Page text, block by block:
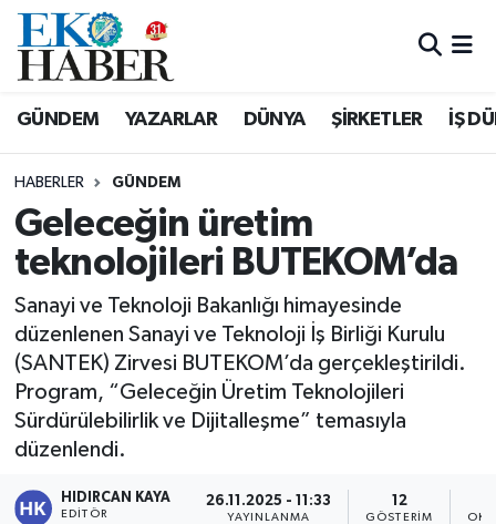
GÜNDEM YAZARLAR DÜNYA ŞİRKETLER İŞ
HABERLER GÜNDEM
Geleceğin üretim
teknolojileri BUTEKOM’da
Sanayi ve Teknoloji Bakanlığı himayesinde
düzenlenen Sanayi ve Teknoloji İş Birliği Kurulu
(SANTEK) Zirvesi BUTEKOM’da gerçekleştirildi.
Program, “Geleceğin Üretim Teknolojileri
Sürdürülebilirlik ve Dijitalleşme” temasıyla
düzenlendi.
HIDIRCAN KAYA
EDITÖR
26.11.2025 - 11:33
YAYINLANMA
12
GÖSTERIM
Hava Durumu
Tüm Manşetler
Son Dakika Haberleri
Haber Arşivi